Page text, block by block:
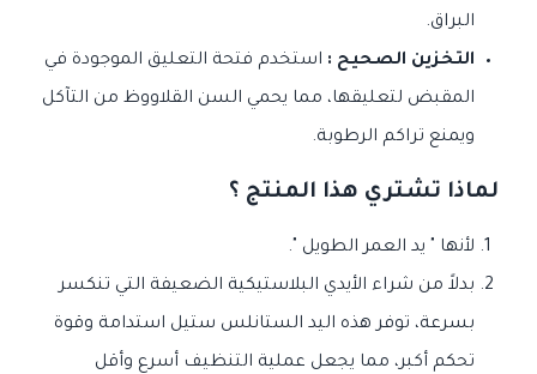
البراق.
التخزين الصحيح : استخدم فتحة التعليق الموجودة في
المقبض لتعليقها، مما يحمي السن القلاووظ من التآكل
ويمنع تراكم الرطوبة.
لماذا تشتري هذا المنتج ؟
لأنها " يد العمر الطويل ".
بدلاً من شراء الأيدي البلاستيكية الضعيفة التي تنكسر
بسرعة، توفر هذه اليد الستانلس ستيل استدامة وقوة
تحكم أكبر، مما يجعل عملية التنظيف أسرع وأقل